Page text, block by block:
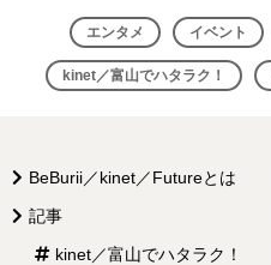
ョ
エンタメ イベント
kinet／富山でハタラク！
BeBurii／kinet／Futureとは
記事
kinet／富山でハタラク！